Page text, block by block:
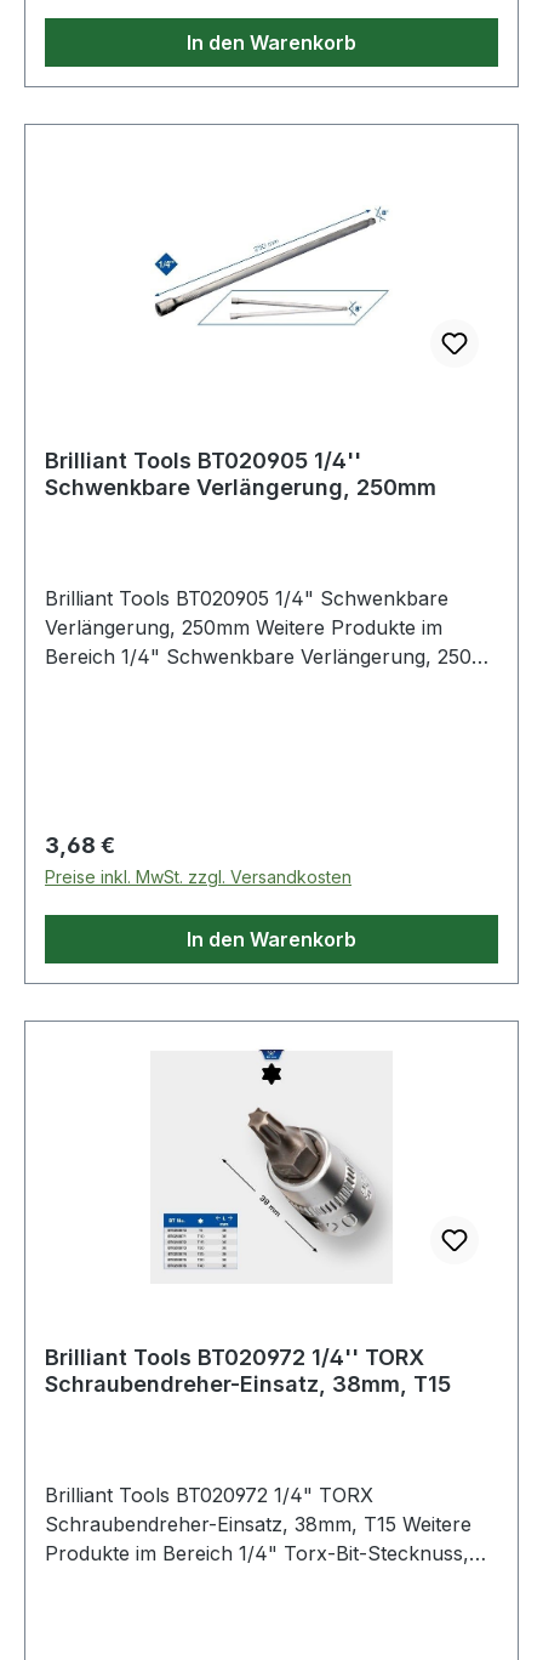
In den Warenkorb
Brilliant Tools BT020905 1/4''
Schwenkbare Verlängerung, 250mm
Brilliant Tools BT020905 1/4" Schwenkbare
Verlängerung, 250mm Weitere Produkte im
Bereich 1/4" Schwenkbare Verlängerung, 250
Regulärer Preis:
3,68 €
Preise inkl. MwSt. zzgl. Versandkosten
In den Warenkorb
Brilliant Tools BT020972 1/4'' TORX
Schraubendreher-Einsatz, 38mm, T15
Brilliant Tools BT020972 1/4" TORX
Schraubendreher-Einsatz, 38mm, T15 Weitere
Produkte im Bereich 1/4" Torx-Bit-Stecknuss,